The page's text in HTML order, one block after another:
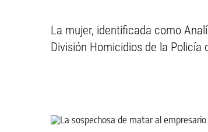
La mujer, identificada como
División Homicidios de la Policía